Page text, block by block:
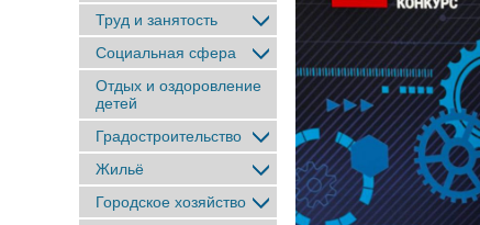
Труд и занятость
Социальная сфера
Отдых и оздоровление
детей
Градостроительство
Жильё
Городское хозяйство